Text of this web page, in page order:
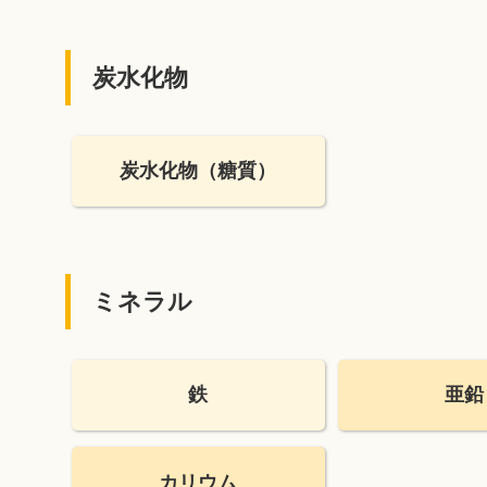
炭水化物
炭水化物 （糖質）
ミネラル
鉄 亜鉛
カリウム